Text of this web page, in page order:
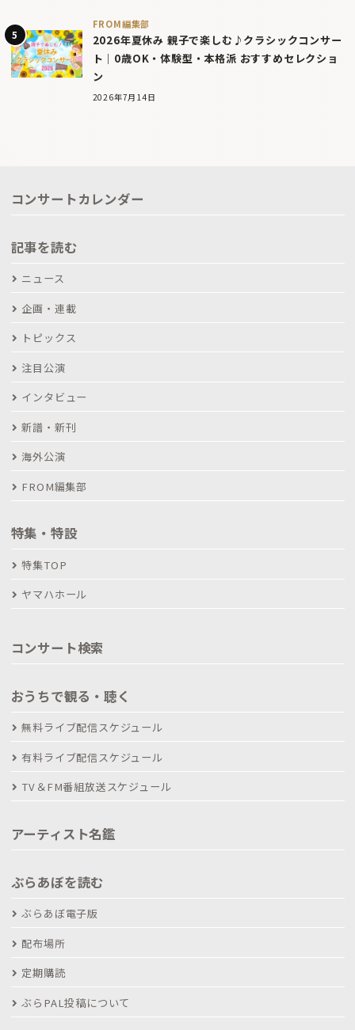
FROM編集部
2026年夏休み 親子で楽しむ♪クラシックコンサー
ト｜0歳OK・体験型・本格派 おすすめセレクショ
ン
2026年7月14日
コンサートカレンダー
記事を読む
ニュース
企画・連載
トピックス
注目公演
インタビュー
新譜・新刊
海外公演
FROM編集部
特集・特設
特集TOP
ヤマハホール
コンサート検索
おうちで観る・聴く
無料ライブ配信スケジュール
有料ライブ配信スケジュール
TV＆FM番組放送スケジュール
アーティスト名鑑
ぶらあぼを読む
ぶらあぼ電子版
配布場所
定期購読
ぶらPAL投稿について